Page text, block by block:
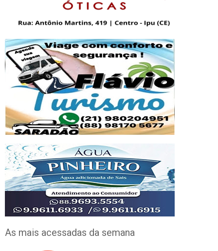
As mais acessadas da semana